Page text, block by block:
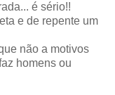
é sério!!
e de repente um
não a motivos
homens ou